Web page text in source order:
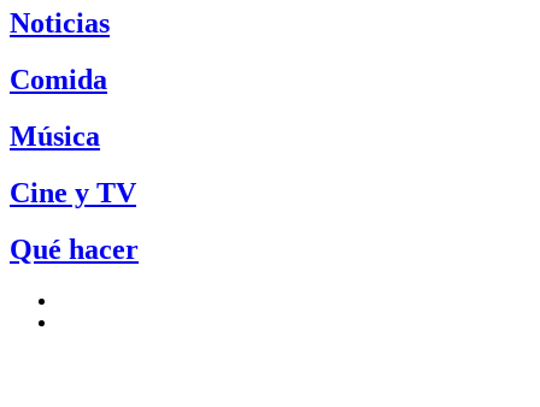
Noticias
Comida
Música
Cine y TV
Qué hacer